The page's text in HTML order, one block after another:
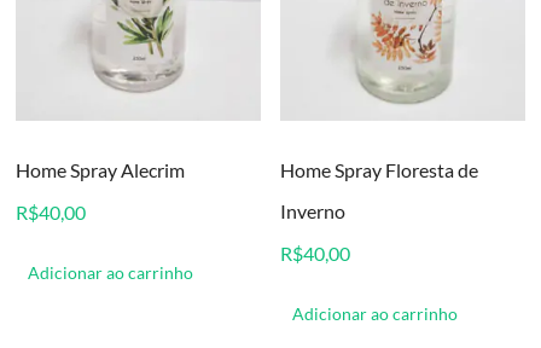
Home Spray Alecrim
R$40,00
Adicionar ao carrinho
Home Spray Floresta de
Inverno
R$40,00
Adicionar ao carrinho